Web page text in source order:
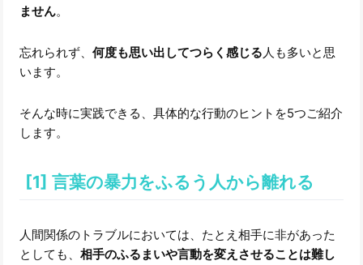
ません。
忘れられず、何度も思い出してつらく感じる 人も多いと思
います。
そんな時に実践できる、具体的な行動のヒントを5つご紹介
します。
[1] 言葉の暴力をふるう人から離れる
人間関係のトラブルにおいては、たとえ相手に非があった
としても、相手のふるまいや言動を変えさせることは難し